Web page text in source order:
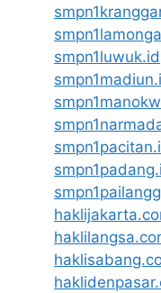
smpn1luwuk.id